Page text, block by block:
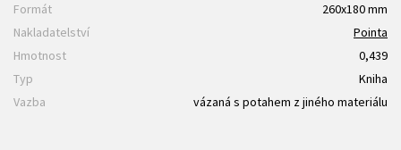
Formát
260x180 mm
Nakladatelství
Pointa
Hmotnost
0,439
Typ
Kniha
Vazba
vázaná s potahem z jiného materiálu